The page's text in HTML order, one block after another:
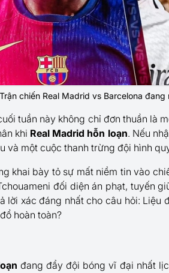
Trận chiến Real Madrid vs Barcelona
tuần này không chỉ đơn thuần là
khi Real Madrid hỗn loạn. Nếu
và một cuộc thanh trừng đội hình
khai bày tỏ sự mất niềm tin vào
đối diện án phạt, tuyến
lời xác đáng nhất cho câu hỏi:
hoàn toàn?
đang đẩy đội bóng vĩ đại nhất